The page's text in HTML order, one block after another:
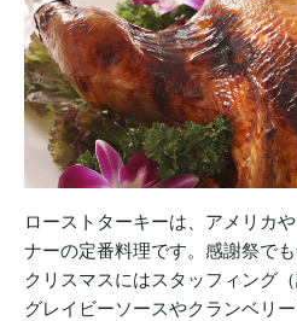
ローストターキーは、アメリカ
ナーの定番料理です。感謝祭で
クリスマスにはスタッフィング
グレイビーソースやクランベリ